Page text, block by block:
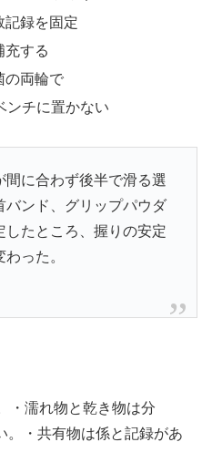
記録を固定
充する
の両輪で
ンチに置かない
に合わず後半で滑る選
バンド、グリップパウダ
したところ、握りの安定
った。
・濡れ物と乾き物は分
。・共有物は係と記録があ